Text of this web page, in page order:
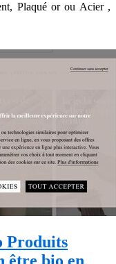
Plaqué or ou Acier ,
Produits